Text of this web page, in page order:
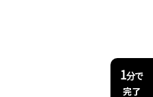
1分で
完了